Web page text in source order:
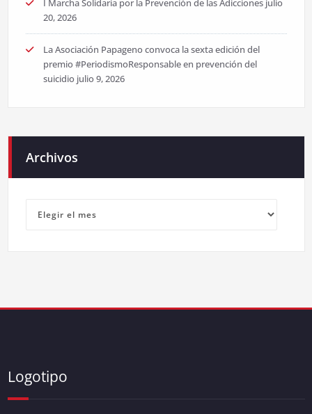
I Marcha Solidaria por la Prevención de las Adicciones julio
20, 2026
La Asociación Papageno convoca la sexta edición del
premio #PeriodismoResponsable en prevención del
suicidio julio 9, 2026
Archivos
Logotipo